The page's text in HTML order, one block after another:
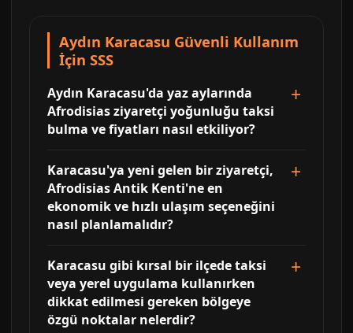
Aydın Karacasu Güvenli Kullanım
İçin SSS
Aydın Karacasu'da yaz aylarında
Afrodisias ziyaretçi yoğunluğu taksi
bulma ve fiyatları nasıl etkiliyor?
Karacasu'ya yeni gelen bir ziyaretçi,
Afrodisias Antik Kenti'ne en
ekonomik ve hızlı ulaşım seçeneğini
nasıl planlamalıdır?
Karacasu gibi kırsal bir ilçede taksi
veya yerel uygulama kullanırken
dikkat edilmesi gereken bölgeye
özgü noktalar nelerdir?